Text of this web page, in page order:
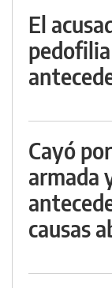
El
Cayó
armada
causas